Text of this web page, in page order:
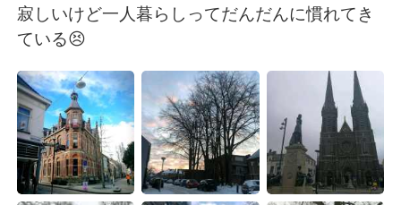
Deutsch 日本語
ไทย Indonesia
Türkçe Tiếng Việt
Português
寂しいけど一人暮らしってだんだんに慣れてき
ている😣